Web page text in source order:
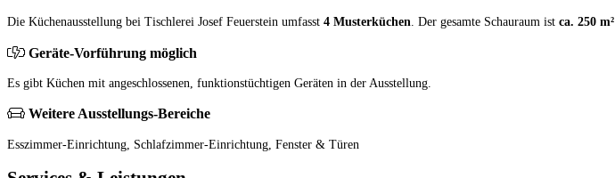
Die Küchenausstellung bei Tischlerei Josef Feuerstein umfasst 4 Musterküchen. Der gesamte Schauraum ist ca. 250 m²
Geräte-Vorführung möglich
Es gibt Küchen mit angeschlossenen, funktionstüchtigen Geräten in der Ausstellung.
Weitere Ausstellungs-Bereiche
Esszimmer-Einrichtung, Schlafzimmer-Einrichtung, Fenster & Türen